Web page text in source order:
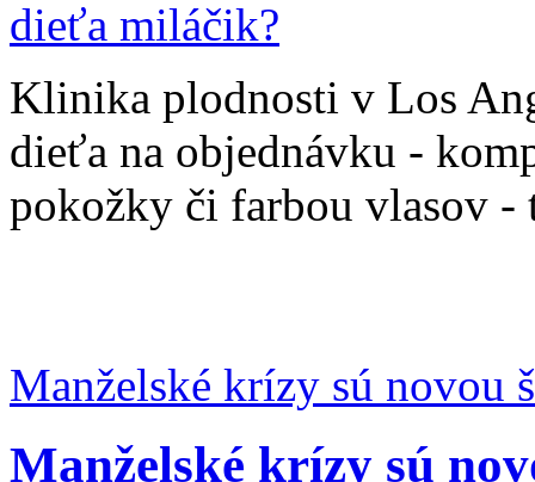
Klinika plodnosti v Los
dieťa na objednávku -
pokožky či farbou vlasov -
Manželské krízy sú novou
Manželské krízy sú